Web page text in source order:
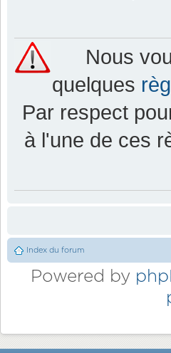
Nous
quelques
Par respect
à l'une de ces
Index du forum
Powered by